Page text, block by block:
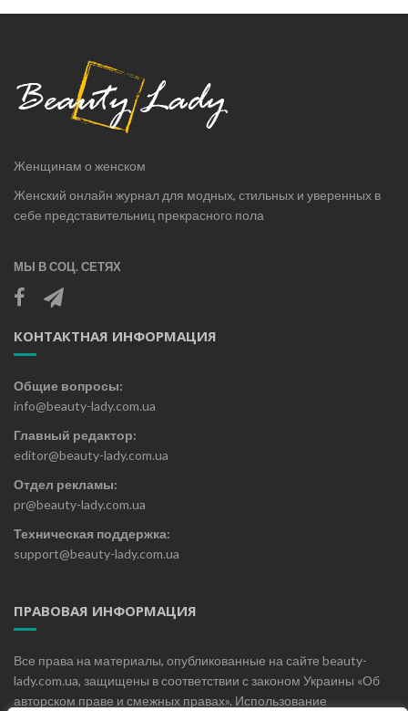
Женщинам о женском
Женский онлайн журнал для модных, стильных и уверенных в
себе представительниц прекрасного пола
МЫ В СОЦ. СЕТЯХ
КОНТАКТНАЯ ИНФОРМАЦИЯ
Общие вопросы:
info@beauty-lady.com.ua
Главный редактор:
editor@beauty-lady.com.ua
Отдел рекламы:
pr@beauty-lady.com.ua
Техническая поддержка:
support@beauty-lady.com.ua
ПРАВОВАЯ ИНФОРМАЦИЯ
Все права на материалы, опубликованные на сайте beauty-
lady.com.ua, защищены в соответствии с законом Украины «Об
авторском праве и смежных правах». Использование